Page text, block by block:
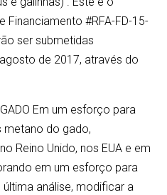
Financiamento #RFA-FD-15-
ser submetidas
de 2017, através do
GADO Em um esforço para
metano do gado,
Reino Unido, nos EUA e em
em um esforço para
análise, modificar a